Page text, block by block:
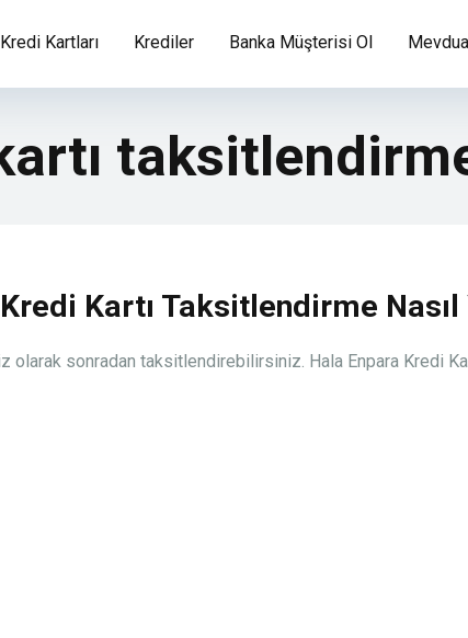
Kredi Kartları Krediler Banka Müşterisi Ol
taksitlendirme
Kartı Taksitlendirme Nasıl
olarak sonradan taksitlendirebilirsiniz. Hala Enpara Kredi